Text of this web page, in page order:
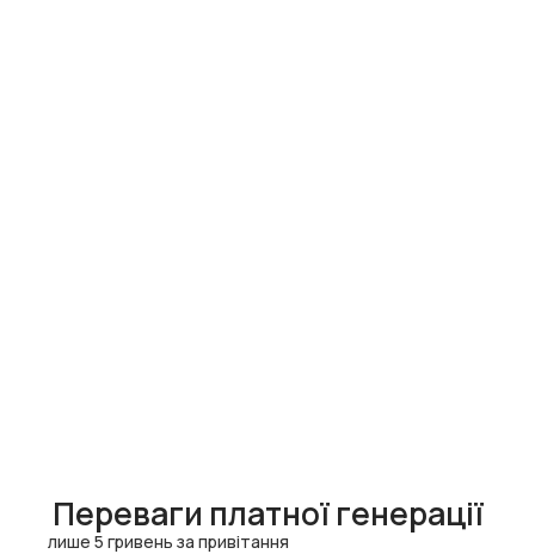
Переваги платної генерації
лише 5 гривень за привітання